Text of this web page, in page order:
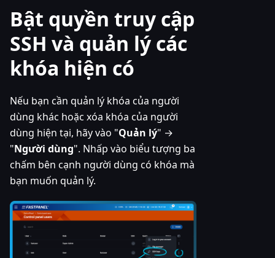
Bật quyền truy cập
SSH và quản lý các
khóa hiện có
Nếu bạn cần quản lý khóa của người
dùng khác hoặc xóa khóa của người
dùng hiện tại, hãy vào "Quản lý" →
"Người dùng". Nhấp vào biểu tượng ba
chấm bên cạnh người dùng có khóa mà
bạn muốn quản lý.